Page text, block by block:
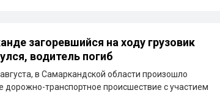
загоревшийся на ходу грузовик
водитель погиб
в Самаркандской области произошло
дорожно-транспортное происшествие с участием